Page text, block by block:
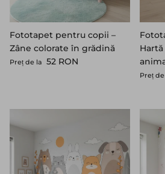
Fototapet pentru copii –
Zâne colorate în grădină
Preț standard
Preț de la 52 RON
Preț
Preț